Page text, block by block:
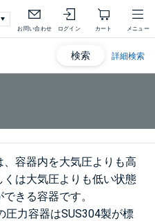
お問い合わせ ログイン カート メニュー
検索 詳細検索
、容器内を大気圧よりも高
くは大気圧よりも低い状態
きる容器です。
圧力容器はSUS304製が標